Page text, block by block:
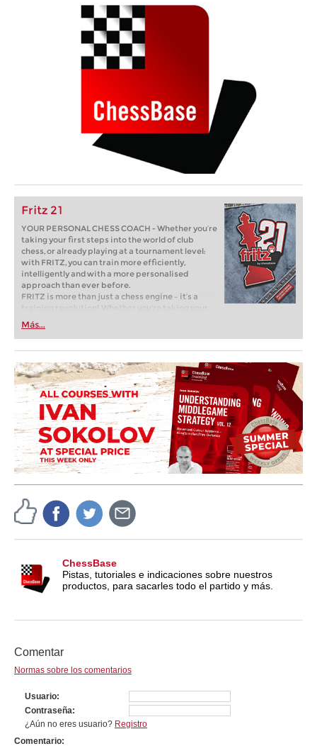
Fritz 21
YOUR PERSONAL CHESS COACH - Whether you’re
taking your first steps into the world of club
chess, or already playing at a tournament level:
with FRITZ, you can train more efficiently,
intelligently and with a more personalised
approach than ever before.
FRITZ is more than just a chess engine – it’s a
training revolution! Whether you’re taking your
first steps into the world of club chess, or already
playing at a tournament level: with FRITZ, you can
train more efficiently, intelligently and with a
more personalised approach than ever before.
Más...
ChessBase
Pistas, tutoriales e indicaciones sobre nuestros
productos, para sacarles todo el partido y más.
Comentar
Normas sobre los comentarios
Usuario
Contraseña
¿Aún no eres usuario? Registro
Comentario